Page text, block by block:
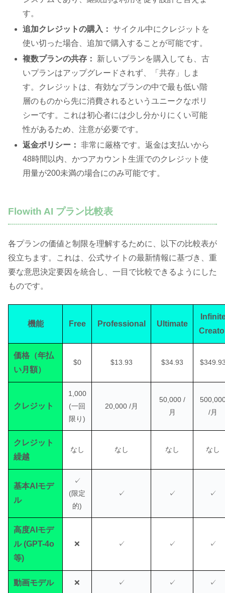
す。
追加クレジットの購入： サイクル中にクレジットを
使い切った場合、追加で購入することが可能です。
複数プランの共存：
新しいプランを購入しても、古
いプランはアップグレードされず、「共存」しま
す。クレジットは、有効なプランの中で最も低い階
層のものから先に消費されるというユニークなポリ
シーです。これは初心者には少し分かりにくい可能
性があるため、注意が必要です。
返金ポリシー： 非常に厳格です。返金は支払いから
48時間以内、かつアカウント生涯でのクレジット使
用量が200未満の場合にのみ可能です。
Flowith AI プラン比較表
各プランの価値と制限を理解するために、以下の比較表が
役立ちます。これは、公式サイトの最新情報に基づき、重
要な意思決定要因を統合し、一目で比較できるようにした
ものです。
機能 Free Professional Ultimate
価格（年払
い月額）
$0 $13.93 $34.93
クレジット
1,000
(一回
限り)
20,000 /月
50,000 /
月
/月
クレジット
繰越
なし なし なし なし
基本AIモデ
ル
✓
(限定
的)
✓ ✓ ✓
高度AIモデ
ル (GPT-4o
等)
❌ ✓ ✓ ✓
動画モデル ❌ ✓ ✓ ✓